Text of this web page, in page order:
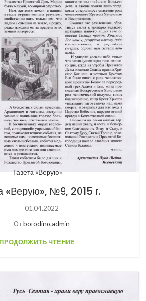
Газета «Верую»
«Верую», №9, 2015 г.
01.04.2022
Отborodino.admin
ПРОДОЛЖИТЬ ЧТЕНИЕ